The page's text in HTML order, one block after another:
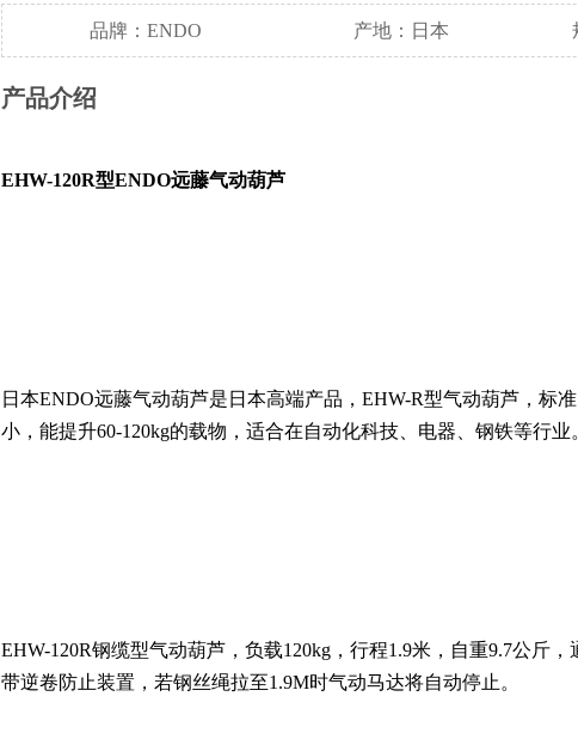
品牌：ENDO 产地：日本
产品介绍
EHW-120R型ENDO远藤气动葫芦
日本ENDO远藤气动葫芦是日本高端产品，EHW-R型气动葫芦，标
小， 能提升60-120kg的载物，适合在自动化科技、电器、钢铁等行业
EHW-120R钢缆型气动葫芦，负载120kg， 行程1.9米，自重9.7公斤 ，
带逆卷防止装置，若钢丝绳拉至1.9M时气动马达将自动停止。